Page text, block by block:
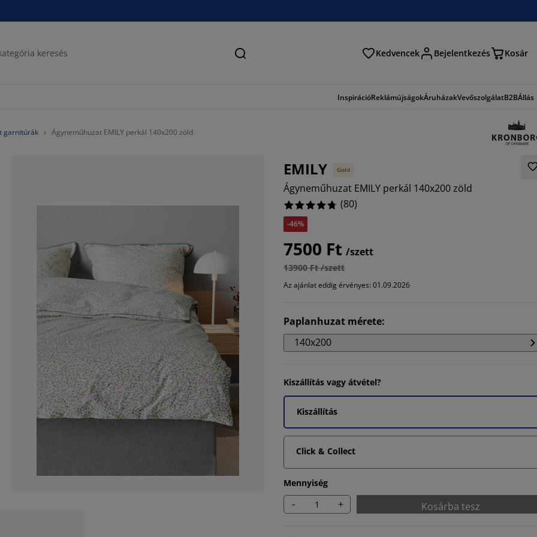
Keresés Kedvencek Bejelentkezés Kosár
InspirációReklámújságokÁruházakVevőszolgálatB2BÁllás
garnitúrák Ágyneműhuzat EMILY perkál 140x200 zöld
EMILY Gold
Ágyneműhuzat EMILY perkál 140x200 zöld
(80)
-46%
7500 Ft /szett
13900 Ft /szett
Az ajánlat eddig érvényes: 01.09.2026
Paplanhuzat mérete:
140x200
Kiszállítás vagy átvétel?
Kiszállítás
Click & Collect
Mennyiség
- + Kosárba tesz
1.25%
6.25%